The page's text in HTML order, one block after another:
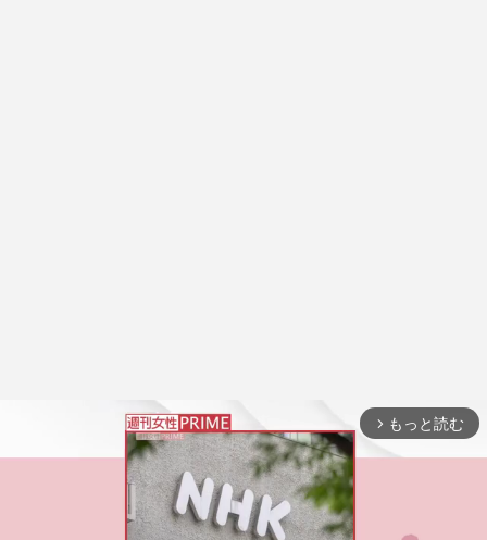
arrow_forward_ios もっと読む